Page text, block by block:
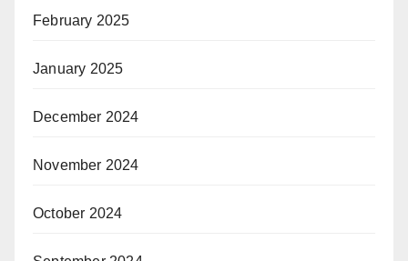
February 2025
January 2025
December 2024
November 2024
October 2024